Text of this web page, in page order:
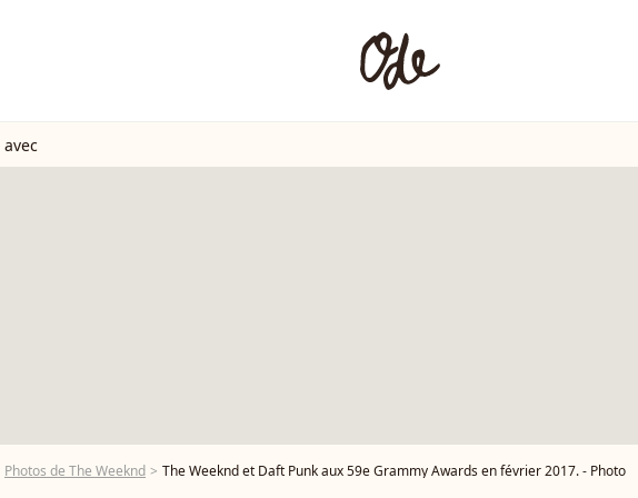
Photos de The Weeknd The Weeknd et Daft Punk aux 59e Grammy Awards en février 2017. - Photo